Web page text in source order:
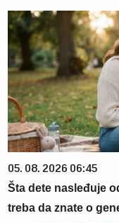
05. 08. 2026 06:45
Šta dete nasleđuje
treba da znate o